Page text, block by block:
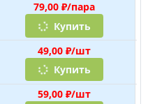
79,00 ₽/пара
Купить
49,00 ₽/шт
Купить
59,00 ₽/шт